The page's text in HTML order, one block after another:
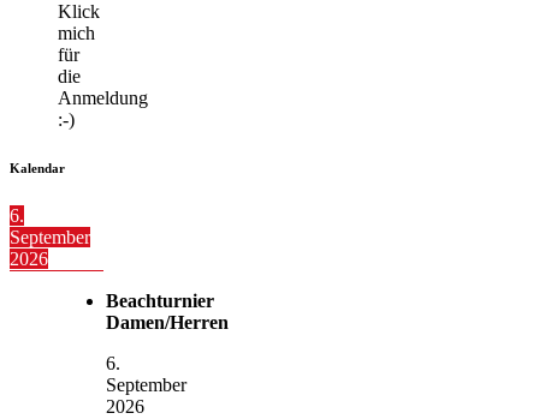
Klick
mich
für
die
Anmeldung
:-)
Kalendar
6.
September
2026
Beachturnier
Damen/Herren
6.
September
2026